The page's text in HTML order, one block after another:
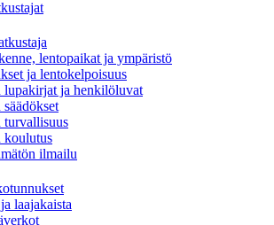
lentopaikat ja ympäristö
ja lentokelpoisuus
lupakirjat ja henkilöluvat
koulutus
ilmailu
laajakaista